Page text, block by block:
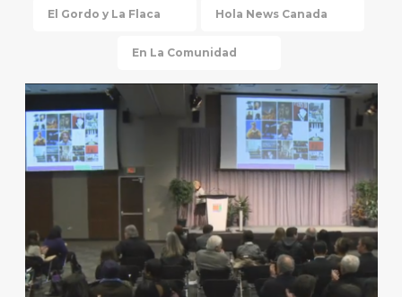
El Gordo y La Flaca Hola News Canada
En La Comunidad